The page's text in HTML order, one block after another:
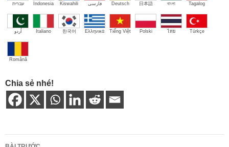
עברית Indonesia Kiswahili فارسی Deutsch 日本語 বাংলা Tagalog
اُردو Italiano 한국어 Ελληνικά Tiếng Việt Polski ไทย Türkçe
Română
Chia sẻ nhé!
Điều